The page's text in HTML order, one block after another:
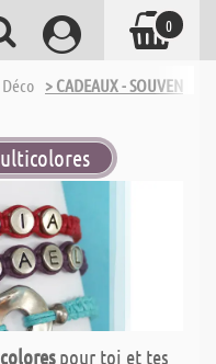
> CADEAUX - SOUVENIRS
pour toi et tes
0